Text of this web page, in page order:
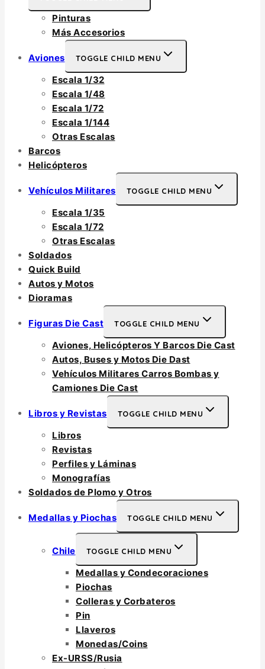
Pinturas
Más Accesorios
Aviones TOGGLE CHILD MENU
Escala 1/32
Escala 1/48
Escala 1/72
Escala 1/144
Otras Escalas
Barcos
Helicópteros
Vehículos Militares TOGGLE CHILD MENU
Escala 1/35
Escala 1/72
Otras Escalas
Soldados
Quick Build
Autos y Motos
Dioramas
Figuras Die Cast TOGGLE CHILD MENU
Aviones, Helicópteros Y Barcos Die Cast
Autos, Buses y Motos Die Dast
Vehículos Militares Carros Bombas y
Camiones Die Cast
Libros y Revistas TOGGLE CHILD MENU
Libros
Revistas
Perfiles y Láminas
Monografías
Soldados de Plomo y Otros
Medallas y Piochas TOGGLE CHILD MENU
Chile TOGGLE CHILD MENU
Medallas y Condecoraciones
Piochas
Colleras y Corbateros
Pin
Llaveros
Monedas/Coins
Ex-URSS/Rusia